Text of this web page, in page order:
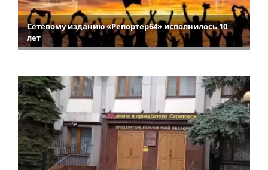
Сетевому изданию «Репортер64» исполнилось 10
лет